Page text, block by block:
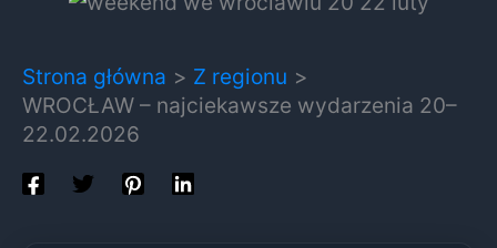
Strona główna
Z regionu
WROCŁAW – najciekawsze wydarzenia 20–
22.02.2026